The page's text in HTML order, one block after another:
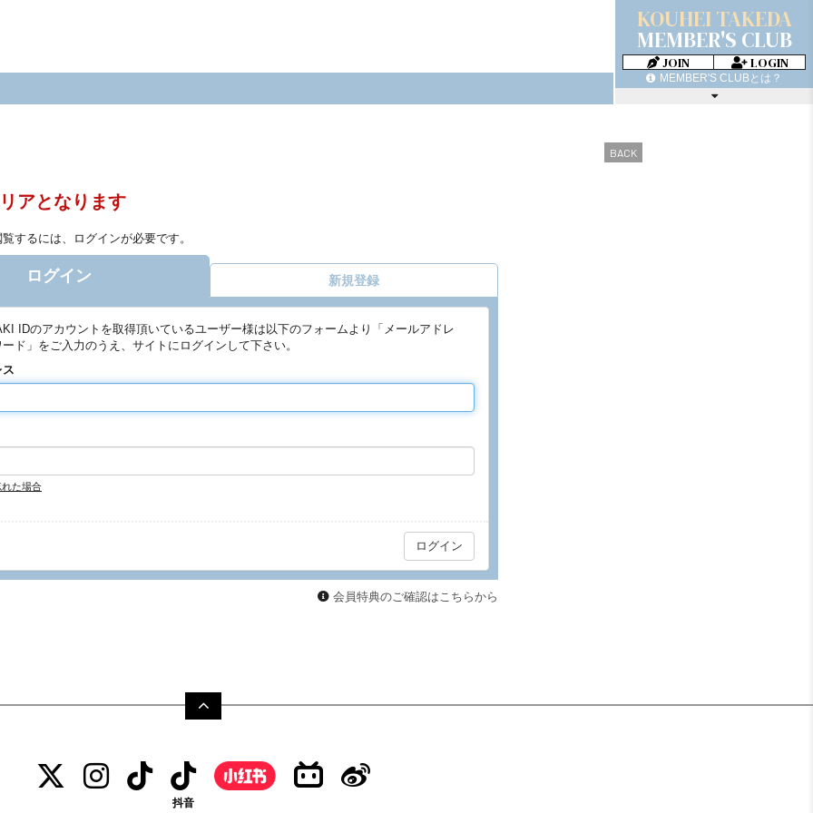
KOUHEI TAKEDA
MEMBER'S CLUB
JOIN LOGIN
MEMBER'S CLUBとは？
BACK
アとなります
するには、ログインが必要です。
ログイン 新規登録
IDのアカウントを取得頂いているユーザー様は以下のフォームより「メールアドレ
ド」をご入力のうえ、サイトにログインして下さい。
た場合
会員特典のご確認はこちらから
抖音